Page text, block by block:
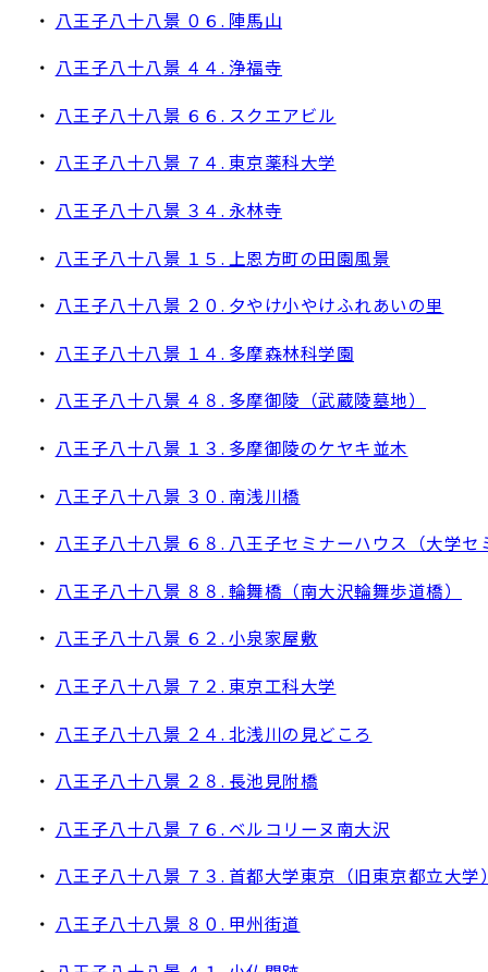
・ 八王子八十八景 ０６. 陣馬山
・ 八王子八十八景 ４４. 浄福寺
・ 八王子八十八景 ６６. スクエアビル
・ 八王子八十八景 ７４. 東京薬科大学
・ 八王子八十八景 ３４. 永林寺
・ 八王子八十八景 １５. 上恩方町の田園風景
・ 八王子八十八景 ２０. 夕やけ小やけふれあいの里
・ 八王子八十八景 １４. 多摩森林科学園
・ 八王子八十八景 ４８. 多摩御陵（武蔵陵墓地）
・ 八王子八十八景 １３. 多摩御陵のケヤキ並木
・ 八王子八十八景 ３０. 南浅川橋
・ 八王子八十八景 ６８. 八王子セミナーハウス（大学
・ 八王子八十八景 ８８. 輪舞橋（南大沢輪舞歩道橋）
・ 八王子八十八景 ６２. 小泉家屋敷
・ 八王子八十八景 ７２. 東京工科大学
・ 八王子八十八景 ２４. 北浅川の見どころ
・ 八王子八十八景 ２８. 長池見附橋
・ 八王子八十八景 ７６. ベルコリーヌ南大沢
・ 八王子八十八景 ７３. 首都大学東京（旧東京都立大学
・ 八王子八十八景 ８０. 甲州街道